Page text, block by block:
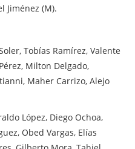
Jiménez (M).
Tobías Ramírez, Valente
Milton Delgado,
Maher Carrizo, Alejo
López, Diego Ochoa,
Obed Vargas, Elías